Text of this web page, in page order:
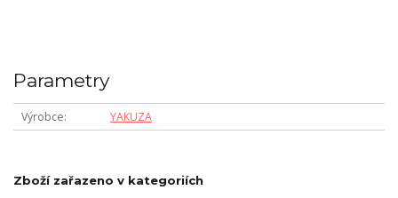
Parametry
Výrobce YAKUZA
Zboží zařazeno v kategoriích